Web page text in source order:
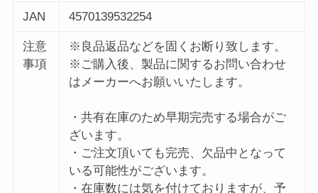
JAN 4570139532254
注意
事項
※良品返品などを固くお断り致します。
※ご購入後、製品に関するお問い合わせ
はメーカーへお願いいたします。
・共有在庫のため早期完売する場合がご
ざいます。
・ご注文頂いても完売、欠品中となって
いる可能性がございます。
・在庫数には気を付けておりますが、予